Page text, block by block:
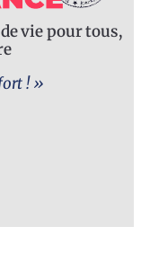
vie pour tous,
! »